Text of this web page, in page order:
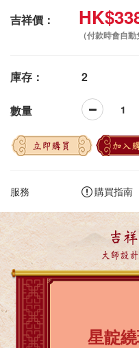
吉祥價：
（付款時會自
庫存： 2
數量
立即購買 加入
服務 購買指南
吉
大師設
星靛